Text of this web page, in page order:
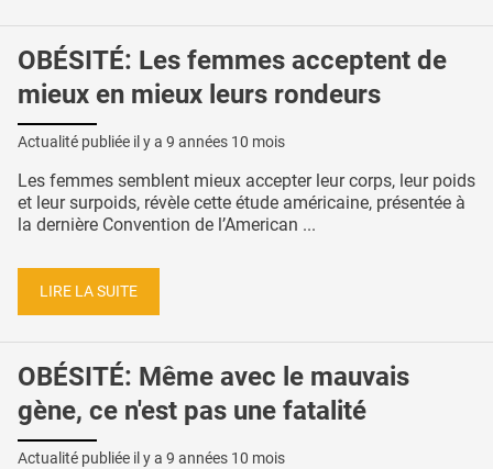
OBÉSITÉ: Les femmes acceptent de
mieux en mieux leurs rondeurs
Actualité publiée il y a 9 années 10 mois
Les femmes semblent mieux accepter leur corps, leur poids
et leur surpoids, révèle cette étude américaine, présentée à
la dernière Convention de l’American ...
LIRE LA SUITE
OBÉSITÉ: Même avec le mauvais
gène, ce n'est pas une fatalité
Actualité publiée il y a 9 années 10 mois